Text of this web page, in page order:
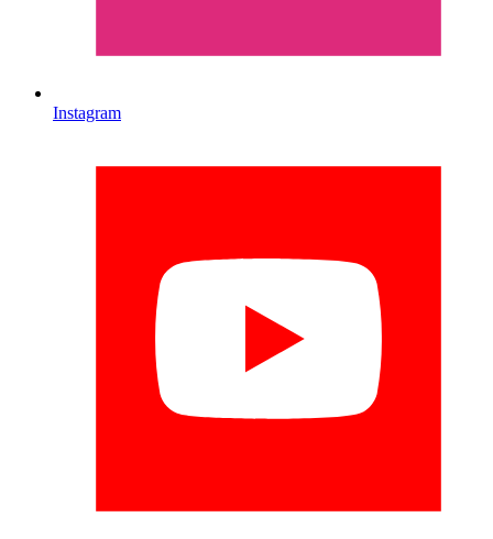
Instagram